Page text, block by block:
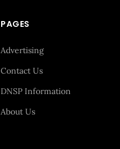
PAGES
Advertising
Contact Us
DNSP Information
About Us